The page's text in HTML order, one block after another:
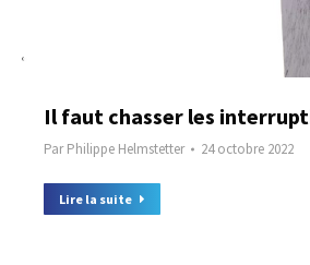
Il faut chasser les
ParPhilippe Helmstetter 24 octobre 2022
Lire la suite